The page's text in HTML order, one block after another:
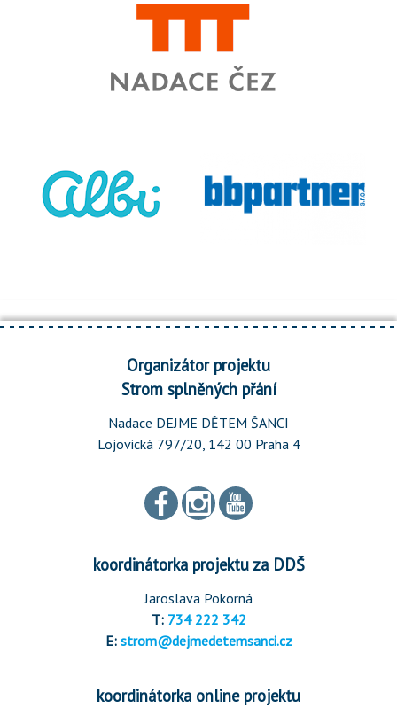
Organizátor projektu
Strom splněných přání
Nadace DEJME DĚTEM ŠANCI
Lojovická 797/20, 142 00 Praha 4
koordinátorka projektu za DDŠ
Jaroslava Pokorná
T: 734 222 342
E: strom@dejmedetemsanci.cz
koordinátorka online projektu